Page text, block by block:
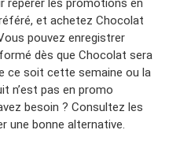
et achetez Chocolat
pouvez enregistrer
dès que Chocolat sera
ce soit cette semaine ou la
n’est pas en promo
besoin ? Consultez les
une bonne alternative.